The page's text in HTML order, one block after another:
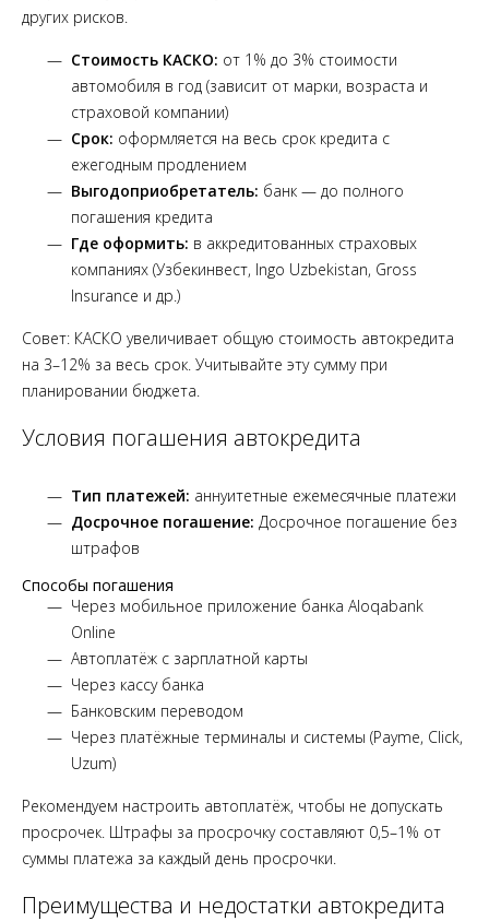
других рисков.
Стоимость КАСКО: от 1% до 3% стоимости
автомобиля в год (зависит от марки, возраста и
страховой компании)
Срок: оформляется на весь срок кредита с
ежегодным продлением
Выгодоприобретатель: банк — до полного
погашения кредита
Где оформить: в аккредитованных страховых
компаниях (Узбекинвест, Ingo Uzbekistan, Gross
Insurance и др.)
Совет: КАСКО увеличивает общую стоимость автокредита
на 3–12% за весь срок. Учитывайте эту сумму при
планировании бюджета.
Условия погашения автокредита
Тип платежей: аннуитетные ежемесячные платежи
Досрочное погашение: Досрочное погашение без
штрафов
Способы погашения
Через мобильное приложение банка Aloqabank
Online
Автоплатёж с зарплатной карты
Через кассу банка
Банковским переводом
Через платёжные терминалы и системы (Payme, Click,
Uzum)
Рекомендуем настроить автоплатёж, чтобы не допускать
просрочек. Штрафы за просрочку составляют 0,5–1% от
суммы платежа за каждый день просрочки.
Преимущества и недостатки автокредита